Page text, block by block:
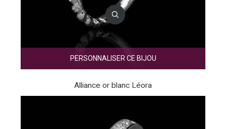
PERSONNALISER CE BIJOU
Alliance or blanc Léora